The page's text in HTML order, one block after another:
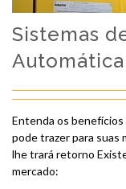
Sistemas
Automática
Entenda os
pode trazer para suas
lhe trará retorno
mercado: